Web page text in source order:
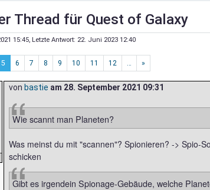
Thread für Quest of Galaxy
15:45, Letzte Antwort: 22. Juni 2023 12:40
5 6 7 8 9 10 11 12 … »
von bastie am 28. September 2021 09:31
Wie scannt man Planeten?
Was meinst du mit "scannen"? Spionieren? -> Spio-
schicken
Gibt es irgendein Spionage-Gebäude, welche